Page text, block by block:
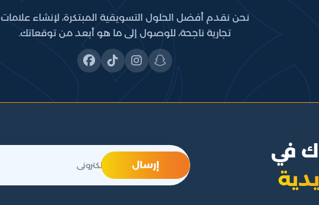
نحن نقدم أفضل الحلول التسويقية المبتكرة، لإنشاء علامات
تجارية ناجحة، للوصول إلى ما هو أبعد من توقعاتك.
في
إرسال